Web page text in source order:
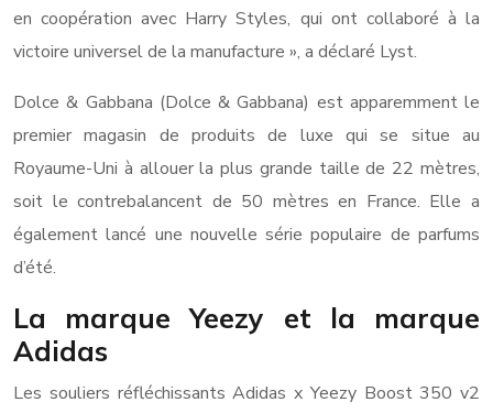
en coopération avec Harry Styles, qui ont collaboré à la
victoire universel de la manufacture », a déclaré Lyst.
Dolce & Gabbana (Dolce & Gabbana) est apparemment le
premier magasin de produits de luxe qui se situe au
Royaume-Uni à allouer la plus grande taille de 22 mètres,
soit le contrebalancent de 50 mètres en France. Elle a
également lancé une nouvelle série populaire de parfums
d’été.
La marque Yeezy et la marque
Adidas
Les souliers réfléchissants Adidas x Yeezy Boost 350 v2